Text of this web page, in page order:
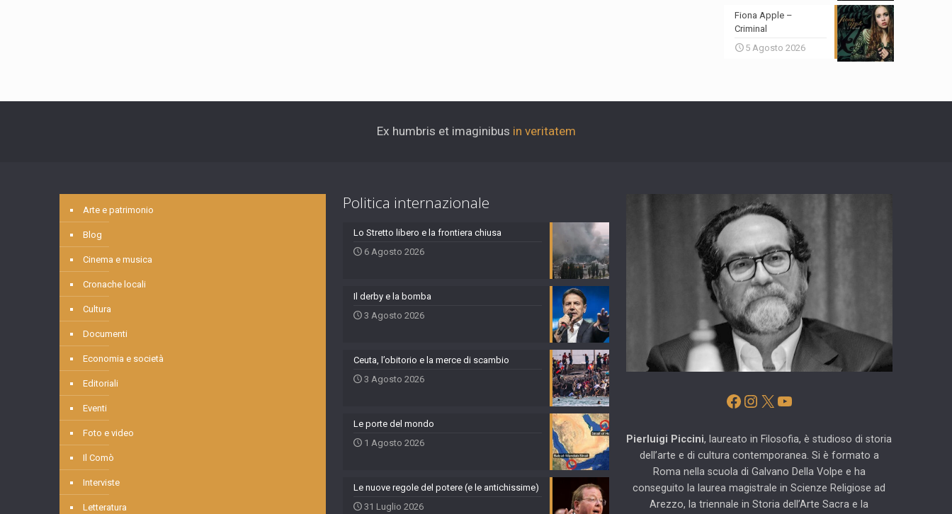
Fiona Apple –
Criminal
5 Agosto 2026
Ex humbris et imaginibus in veritatem
Arte e patrimonio
Blog
Cinema e musica
Cronache locali
Cultura
Documenti
Economia e società
Editoriali
Eventi
Foto e video
Il Comò
Interviste
Letteratura
Politica internazionale
Lo Stretto libero e la frontiera chiusa
6 Agosto 2026
Il derby e la bomba
3 Agosto 2026
Ceuta, l’obitorio e la merce di scambio
3 Agosto 2026
Le porte del mondo
1 Agosto 2026
Le nuove regole del potere (e le antichissime)
31 Luglio 2026
Facebook
Instagram
X YouTube
Pierluigi Piccini, laureato in Filosofia, è studioso di storia
dell’arte e di cultura contemporanea. Si è formato a
Roma nella scuola di Galvano Della Volpe e ha
conseguito la laurea magistrale in Scienze Religiose ad
Arezzo, la triennale in Storia dell’Arte Sacra e la